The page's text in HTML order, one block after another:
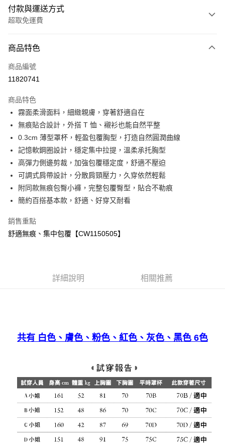
付款與運送方式
超取免運費
信用卡一次付款
超商取貨付款
Apple Pay
ATM付款
運送方式
免運費
付款後全家取貨
7-11付款取貨
商品特色
商品編號
11820741
商品特色
霧面柔滑面料，細緻親膚，穿著舒適自在
無痕貼合設計，外搭 T 恤、襯衫也能自然平整
0.3cm 薄型罩杯，輕盈包覆胸型，打造自然圓潤曲線
記憶軟鋼圈設計，穩定集中拉提，溫柔承托胸型
高彈力側邊剪裁，加強包覆穩定度，舒適不壓迫
可調式肩帶設計，分散肩頸壓力，久穿依然輕鬆
附同款無痕包臀小褲，完整包覆臀型，貼合不勒痕
簡約百搭基本款，舒適、好穿又耐看
銷售重點
舒適無痕、集中包覆【CW1150505】
詳細說明 相關推薦
共有 白色、膚色、粉色、紅色、灰色、黑色 6色